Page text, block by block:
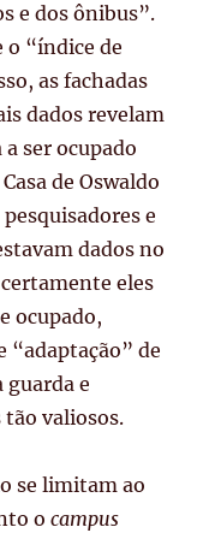
e dos ônibus”.
o “índice de
as fachadas
dados revelam
ser ocupado
de Oswaldo
e
dados no
eles
ocupado,
“adaptação” de
guarda e
valiosos.
se limitam ao
ocampus